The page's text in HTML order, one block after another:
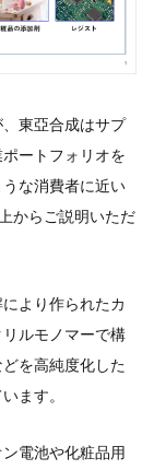
東亞合成はサプ
ートフォリオを
な消費者に近い
からご説明いただ
より作られたカ
ルモノマーで構
を高純度化した
ます。
電池や化粧品用